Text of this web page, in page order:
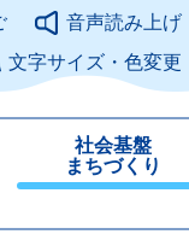
の本文へ音声読み上げ
文字サイズ・色変更
社会基盤
まちづくり
じ